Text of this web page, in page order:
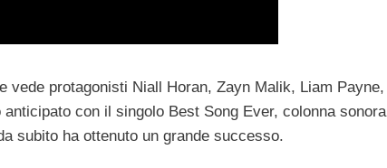
vede protagonisti Niall Horan, Zayn Malik, Liam Payne,
con il singolo Best Song Ever, colonna sonora
subito ha ottenuto un grande successo.